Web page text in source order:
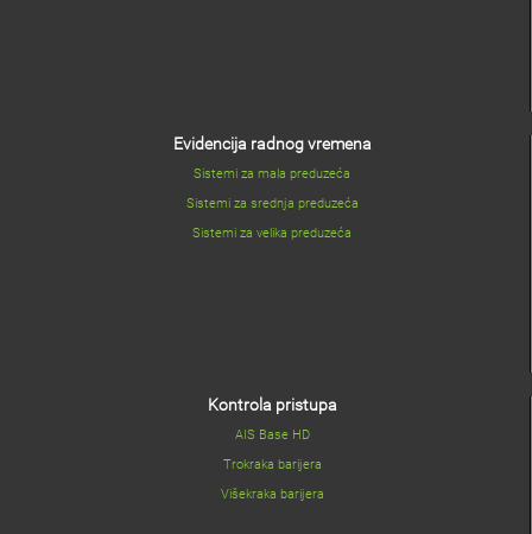
Evidencija radnog vremena
Sistemi za mala preduzeća
Sistemi za srednja preduzeća
Sistemi za velika preduzeća
Kontrola pristupa
AIS Base HD
Trokraka barijera
Višekraka barijera